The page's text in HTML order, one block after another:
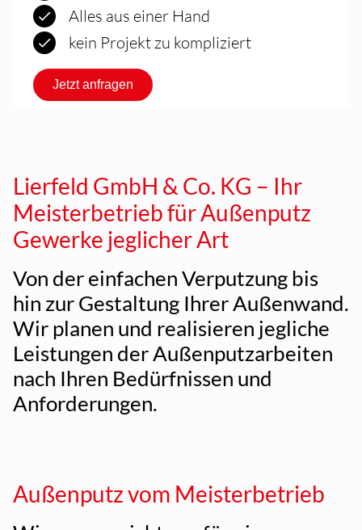
Alles aus einer Hand
kein Projekt zu kompliziert
Jetzt anfragen
Lierfeld GmbH & Co. KG – Ihr
Meisterbetrieb für Außenputz
Gewerke jeglicher Art
Von der einfachen Verputzung bis
hin zur Gestaltung Ihrer Außenwand.
Wir planen und realisieren jegliche
Leistungen der Außenputzarbeiten
nach Ihren Bedürfnissen und
Anforderungen.
Außenputz vom Meisterbetrieb